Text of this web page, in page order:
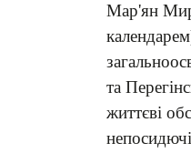
Мар'ян
та
життєві